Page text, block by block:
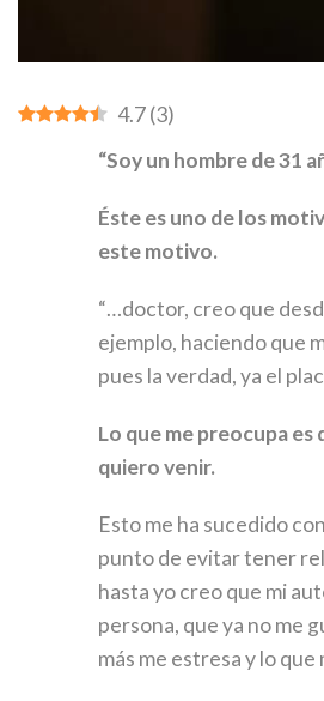
4.7 (3)
“Soy un hombre de 31
Éste es uno de los
este motivo.
“…doctor, creo que
ejemplo, haciendo que
pues la verdad, ya el
Lo que me preocupa
quiero venir.
Esto me ha sucedido
punto de evitar tener
hasta yo creo que mi
persona, que ya no me
más me estresa y lo